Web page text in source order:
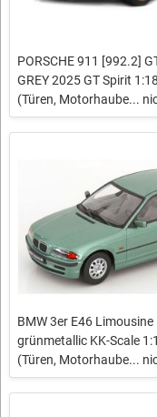
PORSCHE 911 [992.2]
GREY 2025 GT Spirit
(Türen, Motorhaube...
BMW 3er E46 Limousine
grünmetallic KK-Scale
(Türen, Motorhaube...